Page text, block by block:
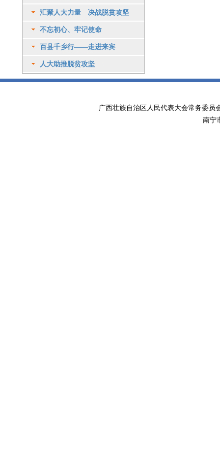
汇聚人大力量 决战脱贫攻坚
不忘初心、牢记使命
百县千乡行——走进来宾
人大助推脱贫攻坚
广西壮族自治区人民代表大会常务委
南宁